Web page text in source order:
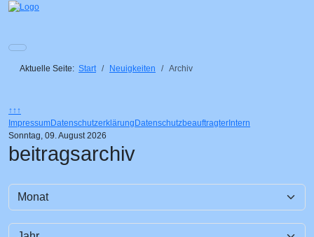
Aktuelle Seite: Start Neuigkeiten Archiv
↑↑↑
ImpressumDatenschutzerklärungDatenschutzbeauftragterIntern
Sonntag, 09. August 2026
beitragsarchiv
Filter